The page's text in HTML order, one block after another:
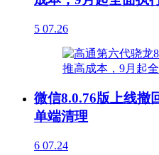
5 07.26
微信8.0.76版上线撤
单端清理
6 07.24